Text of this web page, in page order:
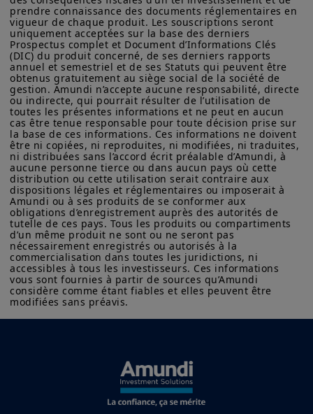
prendre connaissance des documents réglementaires en
vigueur de chaque produit. Les souscriptions seront
uniquement acceptées sur la base des derniers
Prospectus complet et Document d’Informations Clés
(DIC) du produit concerné, de ses derniers rapports
annuel et semestriel et de ses Statuts qui peuvent être
obtenus gratuitement au siège social de la société de
gestion. Amundi n’accepte aucune responsabilité, directe
ou indirecte, qui pourrait résulter de l’utilisation de
toutes les présentes informations et ne peut en aucun
cas être tenue responsable pour toute décision prise sur
la base de ces informations. Ces informations ne doivent
être ni copiées, ni reproduites, ni modifiées, ni traduites,
ni distribuées sans l’accord écrit préalable d’Amundi, à
aucune personne tierce ou dans aucun pays où cette
distribution ou cette utilisation serait contraire aux
dispositions légales et réglementaires ou imposerait à
Amundi ou à ses produits de se conformer aux
obligations d’enregistrement auprès des autorités de
tutelle de ces pays. Tous les produits ou compartiments
d’un même produit ne sont ou ne seront pas
nécessairement enregistrés ou autorisés à la
commercialisation dans toutes les juridictions, ni
accessibles à tous les investisseurs. Ces informations
vous sont fournies à partir de sources qu’Amundi
considère comme étant fiables et elles peuvent être
modifiées sans préavis.